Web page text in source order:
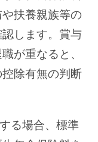
扶養親族等の
します。賞与
が重なると、
除有無の判断
る場合、標準